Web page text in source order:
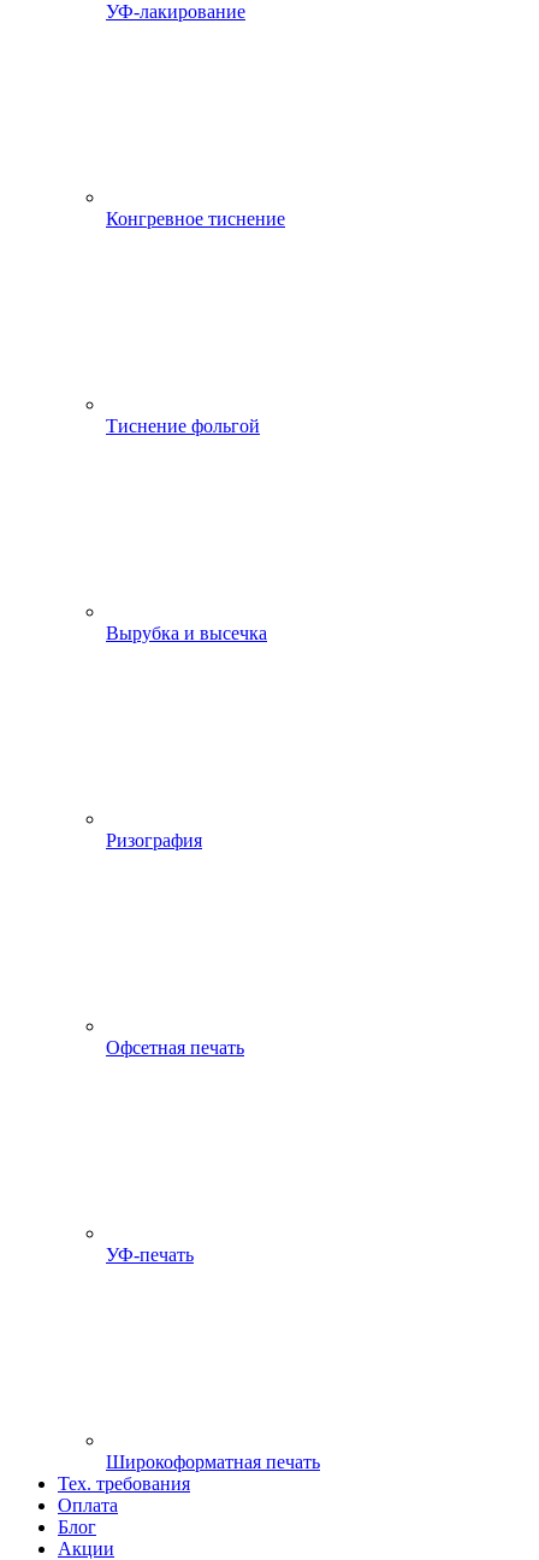
УФ-лакирование
Конгревное тиснение
Тиснение фольгой
Вырубка и высечка
Ризография
Офсетная печать
УФ-печать
Широкоформатная печать
Тех. требования
Оплата
Блог
Акции